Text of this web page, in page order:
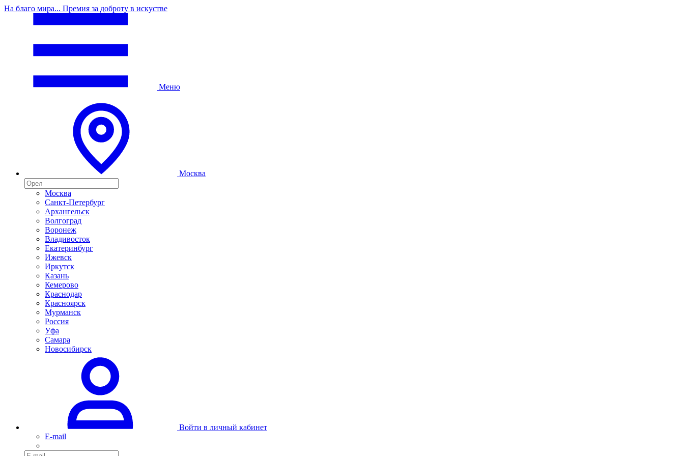
На благо мира... Премия за доброту в искустве
Меню
Москва
Москва
Санкт-Петербург
Архангельск
Волгоград
Воронеж
Владивосток
Екатеринбург
Ижевск
Иркутск
Казань
Кемерово
Краснодар
Красноярск
Мурманск
Россия
Уфа
Самара
Новосибирск
Войти в личный кабинет
E-mail